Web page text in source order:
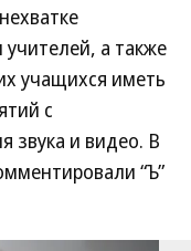
а также
учащихся иметь
с
звука и видео. В
“Ъ”